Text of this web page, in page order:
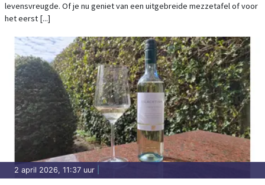
levensvreugde. Of je nu geniet van een uitgebreide mezzetafel of voor
het eerst [...]
2 april 2026, 11:37 uur